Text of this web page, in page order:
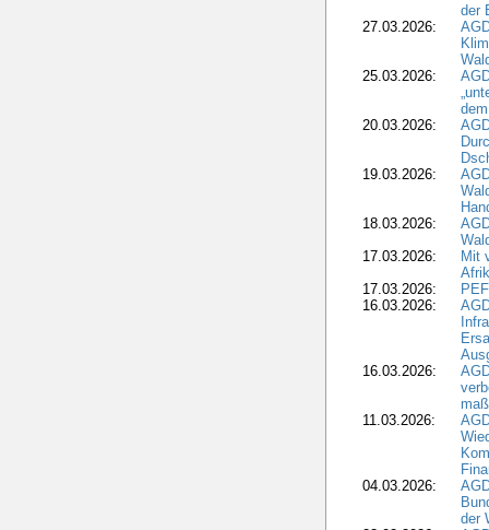
der
27.03.2026:
25.03.2026:
20.03.2026:
19.03.2026:
18.03.2026:
17.03.2026:
Mit
17.03.2026:
16.03.2026:
16.03.2026:
11.03.2026:
04.03.2026:
der